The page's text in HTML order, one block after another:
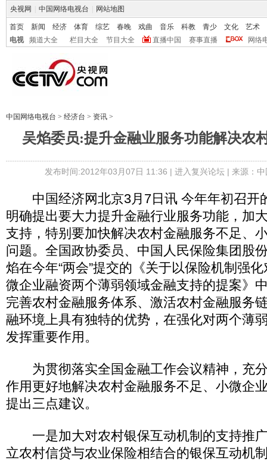
央视网 中国网络电视台 网站地图
首页 新闻 经济 体育 综艺 春晚 戏曲 音乐 科教 青少 文化
艺术
电视
频道大全 栏目大全 节目大全 直播中国 赛事直播 网络
中国网络电视台 > 经济台 > 资讯 >
吴焰委员:提升金融业服务功能解决农
发布时间:2012年03月07日 11:36 | 进入复兴论坛| 来源：
中国经济网北京3月7日讯 今年年初召开
明确提出要大力提升金融行业服务功能，加
支持，特别要加快解决农村金融服务不足、
问题。全国政协委员、中国人民保险集团股
焰在今年“两会”提交的《关于以保险机制强
微企业融资两个薄弱领域金融支持的提案》
完善农村金融服务体系、激活农村金融服务
融环境上具有独特的优势，在强化对两个薄
发挥重要作用。
为贯彻落实全国金融工作会议精神，充
作用更好地解决农村金融服务不足、小微企
提出三点建议。
一是加大对农村银保互动机制的支持推
立农村信贷与农业保险相结合的银保互动机